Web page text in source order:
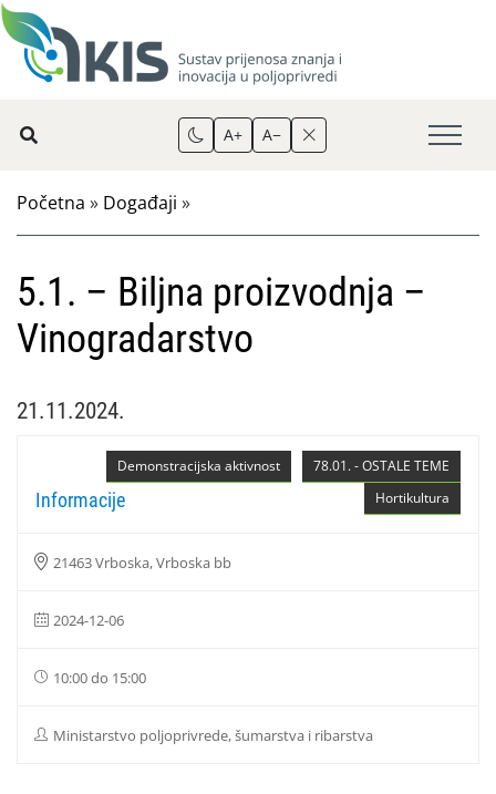
A+ A−
Početna » Događaji »
5.1. – Biljna proizvodnja –
Vinogradarstvo
21.11.2024.
78.01. - OSTALE TEME
Demonstracijska aktivnost
Hortikultura
Informacije
21463 Vrboska, Vrboska bb
2024-12-06
10:00 do 15:00
Ministarstvo poljoprivrede, šumarstva i ribarstva